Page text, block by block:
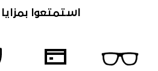
استمتعوا